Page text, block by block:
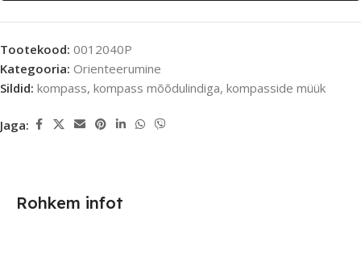
Tootekood: 0012040P
Kategooria: Orienteerumine
Sildid: kompass, kompass mõõdulindiga, kompasside müük
Jaga:
Rohkem infot